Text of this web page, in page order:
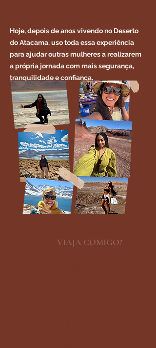
Hoje, depois de anos vivendo no Deserto
do Atacama, uso toda essa experiência
para ajudar outras mulheres a realizarem
a própria jornada com mais segurança,
tranquilidade e confiança.
VIAJA COMIGO?